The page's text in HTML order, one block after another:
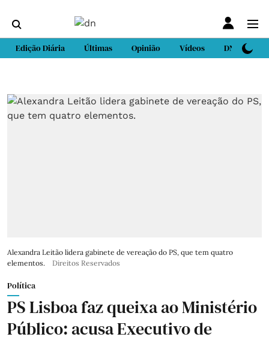
Edição Diária Últimas Opinião Vídeos DN Sport
Alexandra Leitão lidera gabinete de vereação do PS, que tem quatro
elementos.
Direitos Reservados
Política
PS Lisboa faz queixa ao Ministério
Público: acusa Executivo de